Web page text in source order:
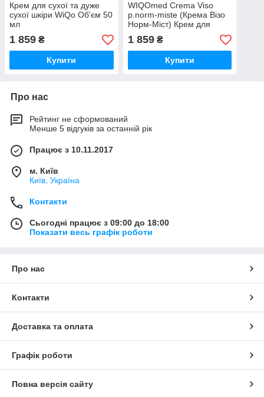
Крем для сухої та дуже
сухої шкіри WiQo Об'єм 50
мл
1 859 ₴
Купити
WIQOmed Crema Viso
p.norm-miste (Крема Візо
Норм-Міст) Крем для
нормальної шкіри, 50 мл
1 859₴
Купити
Про нас
Рейтинг не сформований
Менше 5 відгуків за останній рік
Працює з 10.11.2017
м. Київ
Київ, Україна
Контакти
Сьогодні працює з 09:00 до 18:00
Показати весь графік роботи
Про нас
Контакти
Доставка та оплата
Графік роботи
Повна версія сайту